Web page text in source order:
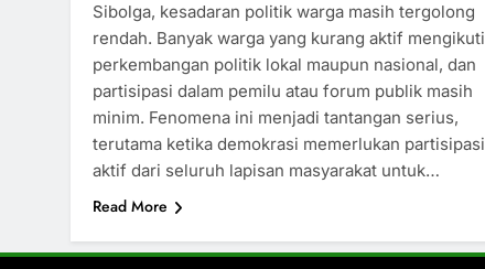
Sibolga, kesadaran politik warga masih tergolong
rendah. Banyak warga yang kurang aktif mengikuti
perkembangan politik lokal maupun nasional, dan
partisipasi dalam pemilu atau forum publik masih
minim. Fenomena ini menjadi tantangan serius,
terutama ketika demokrasi memerlukan partisipasi
aktif dari seluruh lapisan masyarakat untuk…
Read More